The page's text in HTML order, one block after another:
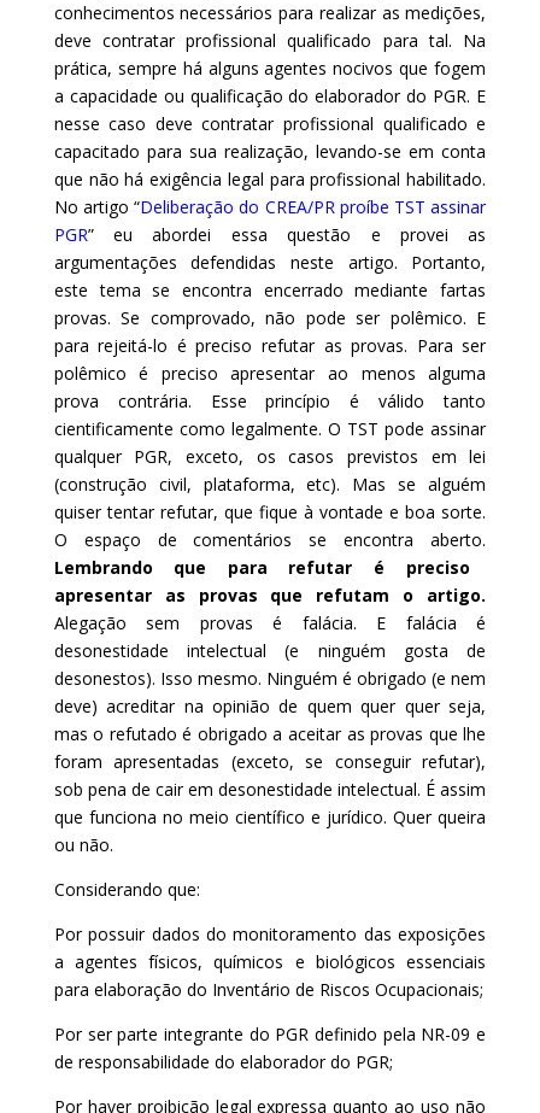
conhecimentos necessários para realizar as medições,
deve contratar profissional qualificado para tal. Na
prática, sempre há alguns agentes nocivos que fogem
a capacidade ou qualificação do elaborador do PGR. E
nesse caso deve contratar profissional qualificado e
capacitado para sua realização, levando-se em conta
que não há exigência legal para profissional habilitado.
No artigo “Deliberação do CREA/PR proíbe TST assinar
PGR” eu abordei essa questão e provei as
argumentações defendidas neste artigo. Portanto,
este tema se encontra encerrado mediante fartas
provas. Se comprovado, não pode ser polêmico. E
para rejeitá-lo é preciso refutar as provas. Para ser
polêmico é preciso apresentar ao menos alguma
prova contrária. Esse princípio é válido tanto
cientificamente como legalmente. O TST pode assinar
qualquer PGR, exceto, os casos previstos em lei
(construção civil, plataforma, etc). Mas se alguém
quiser tentar refutar, que fique à vontade e boa sorte.
O espaço de comentários se encontra aberto.
Lembrando que para refutar é preciso
apresentar as provas que refutam o artigo.
Alegação sem provas é falácia. E falácia é
desonestidade intelectual (e ninguém gosta de
desonestos). Isso mesmo. Ninguém é obrigado (e nem
deve) acreditar na opinião de quem quer quer seja,
mas o refutado é obrigado a aceitar as provas que lhe
foram apresentadas (exceto, se conseguir refutar),
sob pena de cair em desonestidade intelectual. É assim
que funciona no meio científico e jurídico. Quer queira
ou não.
Considerando que:
Por possuir dados do monitoramento das exposições
a agentes físicos, químicos e biológicos essenciais
para elaboração do Inventário de Riscos Ocupacionais;
Por ser parte integrante do PGR definido pela NR-09 e
de responsabilidade do elaborador do PGR;
Por haver proibição legal expressa quanto ao uso não